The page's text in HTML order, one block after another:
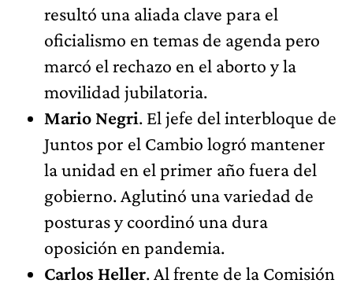
resultó una aliada clave para el
oficialismo en temas de agenda pero
marcó el rechazo en el aborto y la
movilidad jubilatoria.
Mario Negri. El jefe del interbloque de
Juntos por el Cambio logró mantener
la unidad en el primer año fuera del
gobierno. Aglutinó una variedad de
posturas y coordinó una dura
oposición en pandemia.
Carlos Heller. Al frente de la Comisión